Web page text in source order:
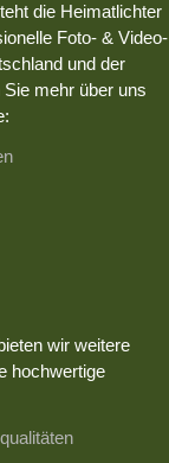
die Heimatlichter
Foto- & Video-
und der
mehr über uns
wir weitere
hochwertige